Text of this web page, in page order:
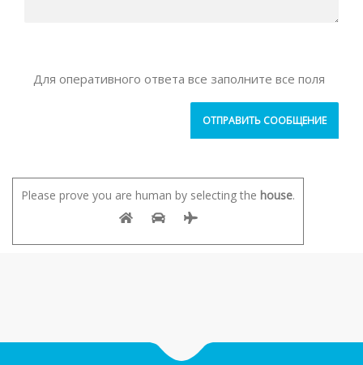
Для оперативного ответа все заполните все поля
Please prove you are human by selecting the house.